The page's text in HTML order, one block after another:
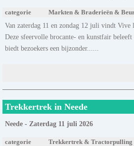
categorie Markten & Braderieën &
Van zaterdag 11 en zondag 12 juli vindt Vive
Deze sfeervolle brocante- en kunstfair
biedt bezoekers een bijzonder......
Trekkertrek in Neede
Neede - Zaterdag 11 juli 2026
categorie Trekkertrek & Tractorpulling